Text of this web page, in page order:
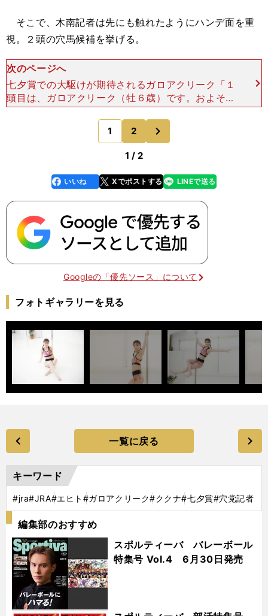
そこで、木南記者は先にも触れたようにハンデ面を重
視。２頭の穴馬候補を挙げる。
次のページへ
七夕賞での大駆けが期待されるガロアクリーク「１
頭目は、ガロアクリーク（牡６歳）です。およそ１
年の長期休養明けで臨んだ前走、ＧIIIエプソムＣ
（６月11日／東京・芝1800ｍ）は10着でしたが、
しっかり
1 2
1 / 2
faceboo
k
いいね Xでポストする
line LINEで送る
Googleの「優先ソース」について
フォトギャラリーを見る
一覧に戻る
キーワード
#jra#JRA#エヒト #ガロアクリーク#ククナ#七夕賞#穴党記者
編集部のおすすめ
スポルティーバ バレーボール
特集号 Vol.4 6月30日発売